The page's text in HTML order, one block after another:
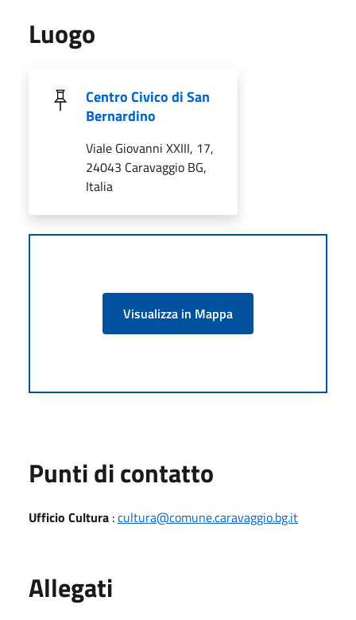
Luogo
Centro Civico di San
Bernardino
Viale Giovanni XXIII, 17,
24043 Caravaggio BG,
Italia
Visualizza in Mappa
Punti di contatto
Ufficio Cultura :cultura@comune.caravaggio.bg.it
Allegati